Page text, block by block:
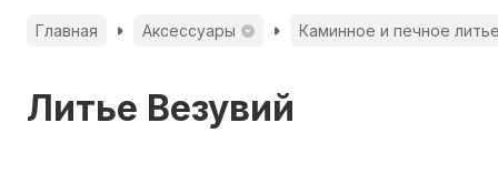
Главная Аксессуары Каминное и печное литье
Литье Везувий